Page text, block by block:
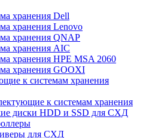
хранения Dell
хранения Lenovo
хранения QNAP
хранения AIC
хранения HPE MSA 2060
хранения GOOXI
к системам хранения
к системам хранения
диски HDD и SSD для СХД
для СХД